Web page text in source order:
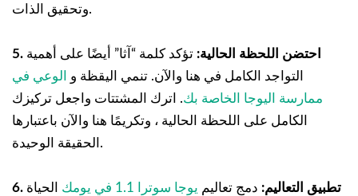
وتحقيق الذات.
5. احتضن اللحظة الحالية: تؤكد كلمة “آثا” أيضًا على أهمية
التواجد الكامل في هنا والآن. تنمي اليقظة و
الوعي في
ممارسة اليوجا الخاصة بك. اترك المشتتات واجعل تركيزك
الكامل على اللحظة الحالية ، وتكريمًا هنا والآن باعتبارها
الحقيقة الوحيدة.
6. تطبيق التعاليم: دمج تعاليم يوجا سوترا 1.1 في يومك
الحياة